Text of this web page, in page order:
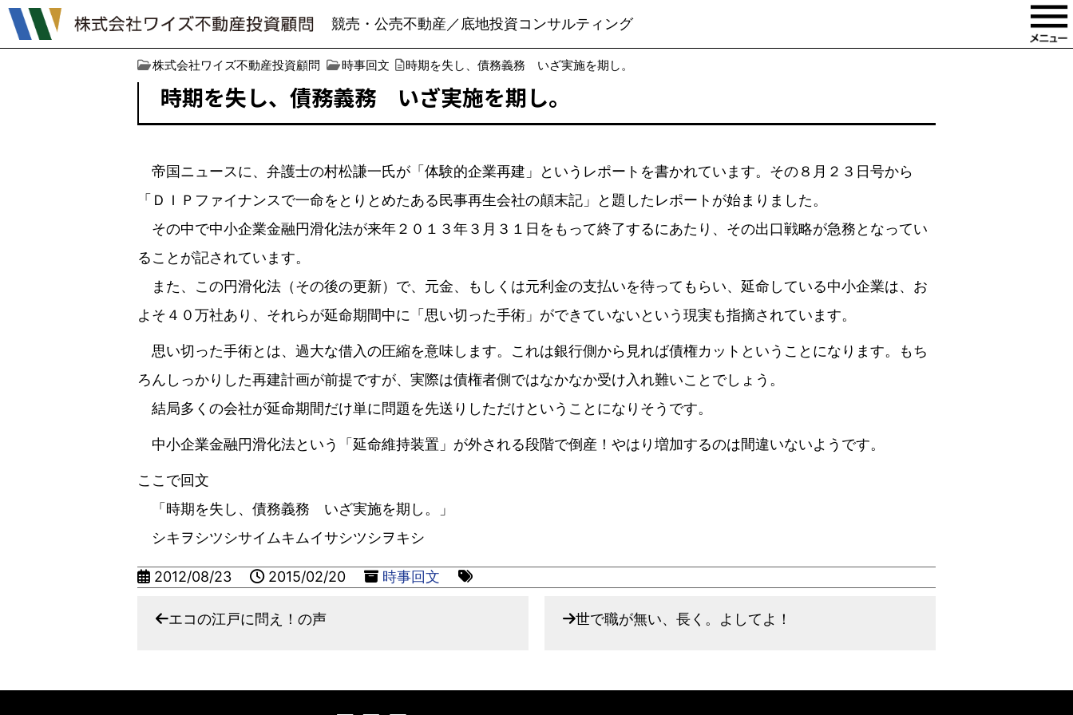
競売・公売不動産／底地投資コンサルティング
株式会社ワイズ不動産投資顧問 時事回文 時期を失し、債務義務 いざ実施を期し。
時期を失し、債務義務 いざ実施を期し。
帝国ニュースに、弁護士の村松謙一氏が「体験的企業再建」というレポートを書かれています。その８月２３日号から
「ＤＩＰファイナンスで一命をとりとめたある民事再生会社の顛末記」と題したレポートが始まりました。
その中で中小企業金融円滑化法が来年２０１３年３月３１日をもって終了するにあたり、その出口戦略が急務となってい
ることが記されています。
また、この円滑化法（その後の更新）で、元金、もしくは元利金の支払いを待ってもらい、延命している中小企業は、お
よそ４０万社あり、それらが延命期間中に「思い切った手術」ができていないという現実も指摘されています。
思い切った手術とは、過大な借入の圧縮を意味します。これは銀行側から見れば債権カットということになります。もち
ろんしっかりした再建計画が前提ですが、実際は債権者側ではなかなか受け入れ難いことでしょう。
結局多くの会社が延命期間だけ単に問題を先送りしただけということになりそうです。
中小企業金融円滑化法という「延命維持装置」が外される段階で倒産！やはり増加するのは間違いないようです。
ここで回文
「時期を失し、債務義務 いざ実施を期し。」
シキヲシツシサイムキムイサシツシヲキシ
2012/08/23 2015/02/20 時事回文
エコの江戸に問え！の声 世で職が無い、長く。よしてよ！